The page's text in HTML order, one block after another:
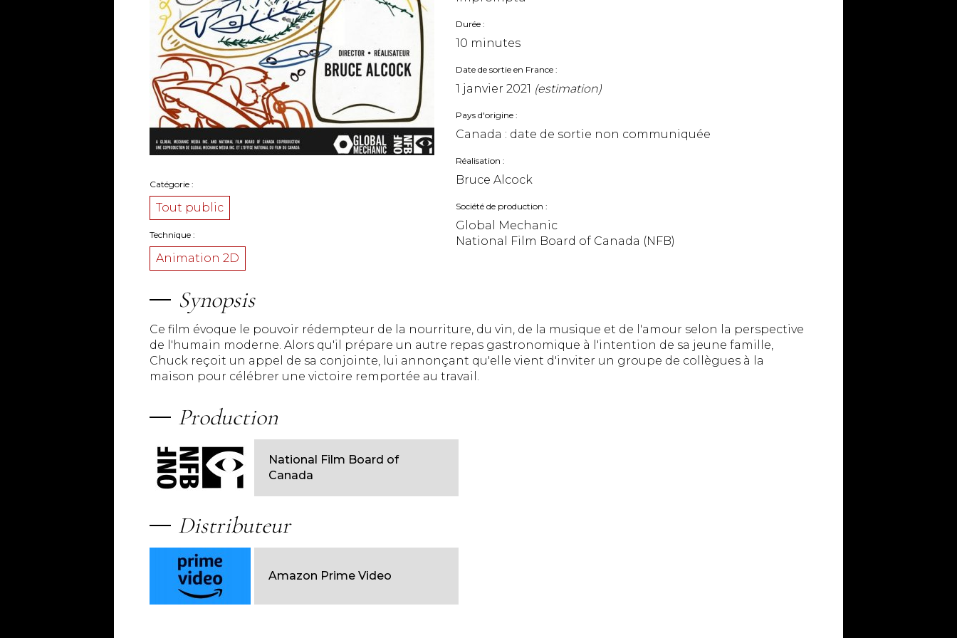
Catégorie
Tout public
Technique
Animation 2D
Durée
10 minutes
Date de sortie en France
1 janvier 2021 (estimation)
Pays d'origine
Canada : date de sortie non communiquée
Réalisation
Bruce Alcock
Société de production
Global Mechanic
National Film Board of Canada (NFB)
Synopsis
Ce film évoque le pouvoir rédempteur de la nourriture, du vin, de la musique et de l'amour selon la perspective
de l'humain moderne. Alors qu'il prépare un autre repas gastronomique à l'intention de sa jeune famille,
Chuck reçoit un appel de sa conjointe, lui annonçant qu'elle vient d'inviter un groupe de collègues à la
maison pour célébrer une victoire remportée au travail.
Production
National Film Board of
Canada
Distributeur
Amazon Prime Video